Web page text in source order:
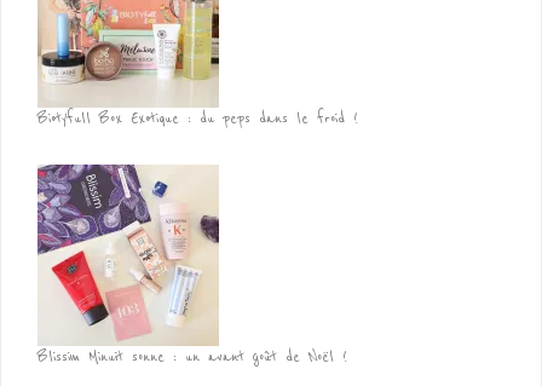
Biotyfull Box Exotique : du peps dans le froid !
Blissim Minuit sonne : un avant goût de Noël !